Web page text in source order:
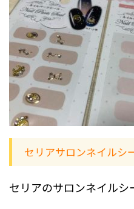
セリアサロンネイルシ
セリアのサロンネイルシ